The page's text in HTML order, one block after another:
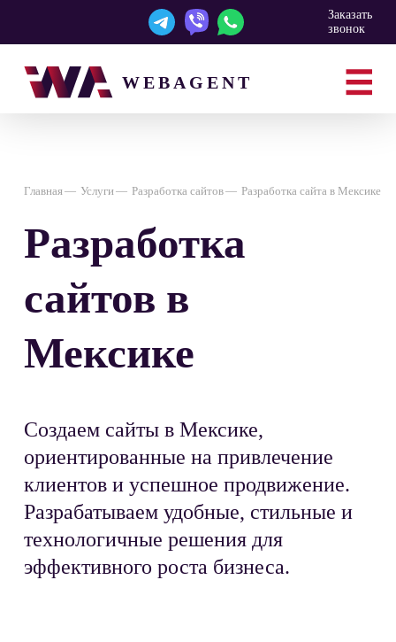
Заказать
звонок
WEBAGENT
Главная Услуги Разработка сайтов Разработка сайта в Мексике
Разработка
сайтов в
Мексике
Создаем сайты в Мексике,
ориентированные на привлечение
клиентов и успешное продвижение.
Разрабатываем удобные, стильные и
технологичные решения для
эффективного роста бизнеса.